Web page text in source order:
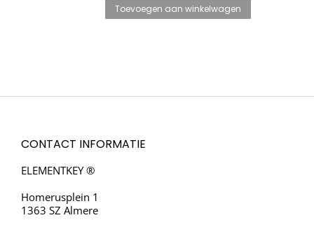
Toevoegen aan winkelwagen
CONTACT INFORMATIE
ELEMENTKEY ®
Homerusplein 1
1363 SZ Almere